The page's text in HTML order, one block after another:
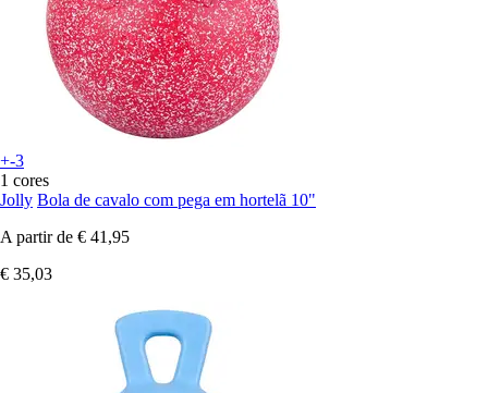
+-3
1 cores
Jolly Bola de cavalo com pega em hortelã 10"
A partir de € 41,95
€ 35,03